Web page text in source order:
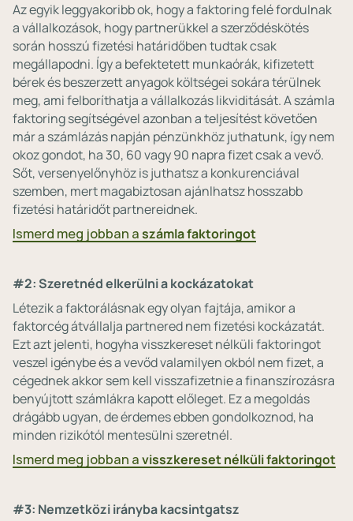
Az egyik leggyakoribb ok, hogy a faktoring felé fordulnak
a vállalkozások, hogy partnerükkel a szerződéskötés
során hosszú fizetési határidőben tudtak csak
megállapodni. Így a befektetett munkaórák, kifizetett
bérek és beszerzett anyagok költségei sokára térülnek
meg, ami felboríthatja a vállalkozás likviditását. A számla
faktoring segítségével azonban a teljesítést követően
már a számlázás napján pénzünkhöz juthatunk, így nem
okoz gondot, ha 30, 60 vagy 90 napra fizet csak a vevő.
Sőt, versenyelőnyhöz is juthatsz a konkurenciával
szemben, mert magabiztosan ajánlhatsz hosszabb
fizetési határidőt partnereidnek.
Ismerd meg jobban aszámla faktoringot
#2: Szeretnéd elkerülni a kockázatokat
Létezik a faktorálásnak egy olyan fajtája, amikor a
faktorcég átvállalja partnered nem fizetési kockázatát.
Ezt azt jelenti, hogyha visszkereset nélküli faktoringot
veszel igénybe és a vevőd valamilyen okból nem fizet, a
cégednek akkor sem kell visszafizetnie a finanszírozásra
benyújtott számlákra kapott előleget. Ez a megoldás
drágább ugyan, de érdemes ebben gondolkoznod, ha
minden rizikótól mentesülni szeretnél.
Ismerd meg jobban avisszkereset nélküli faktoringot
#3: Nemzetközi irányba kacsintgatsz